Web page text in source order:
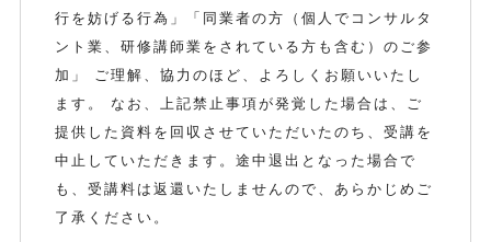
行を妨げる行為」「同業者の方（個人でコンサルタ
ント業、研修講師業をされている方も含む）のご参
加」 ご理解、協力のほど、よろしくお願いいたし
ます。 なお、上記禁止事項が発覚した場合は、ご
提供した資料を回収させていただいたのち、受講を
中止していただきます。途中退出となった場合で
も、受講料は返還いたしませんので、あらかじめご
了承ください。